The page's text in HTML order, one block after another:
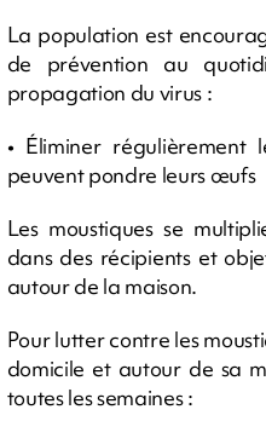
La population est
de prévention au
propagation du virus :
• Éliminer régulièrement
peuvent pondre leurs œufs
Les moustiques se
dans des récipients et
autour de la maison.
Pour lutter contre les
domicile et autour de sa
toutes les semaines :